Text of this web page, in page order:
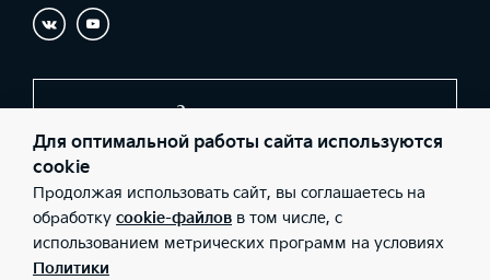
Заказать звонок
© 2026 Юридические лица ООО Автоимпорт-КИА (Фактический
адрес: г. Рязань, Куйбышевское шоссе, д. 42; Телефон: +7 (4912)
50-02-00; ИНН: 6234084712; ОГРН: 1106234008759), ООО «Киа
Россия и СНГ» (Фактический адрес: г.Москва, Валовая 26;
Телефон: 8 800 301 08 80; ИНН: 7728674093; ОГРН:
Для оптимальной работы сайта используются
cookie
Продолжая использовать сайт, вы соглашаетесь на
обработку cookie-файлов в том числе, с
использованием метрических программ на условиях
Политики